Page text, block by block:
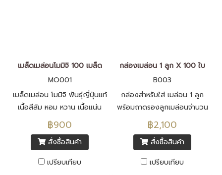
เมล็ดเมล่อนโมมิจิ 100 เมล็ด
MO001
เมล็ดเมล่อน โมมิจิ พันธุ์ญี่ปุ่นแท้
เนื้อสีส้ม หอม หวาน เนื้อแน่น
เนียน เปลือกบาง เมล็ดพันธุ์นำ
เข้าจากประเทศญี่ปุ่น F1 ทั้งหมด
฿900
สั่งซื้อสินค้า
เปรียบเทียบ
กล่องเมล่อน 1 ลูก X 100 ใบ
B003
กล่องสำหรับใส่ เมล่อน 1 ลูก
พร้อมถาดรองลูกเมล่อนจำนวน
100 ชุด
฿2,100
สั่งซื้อสินค้า
เปรียบเทียบ